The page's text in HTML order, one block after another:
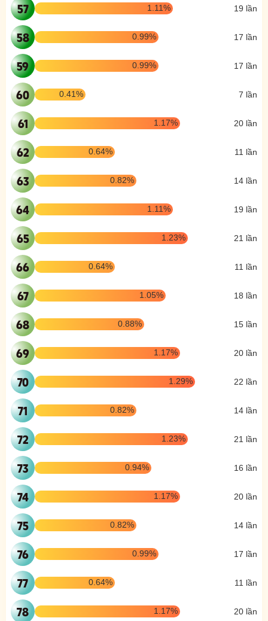
57 1.11% 19 lần
58 0.99% 17 lần
59 0.99% 17 lần
60 0.41% 7 lần
61 1.17% 20 lần
62 0.64% 11 lần
63 0.82% 14 lần
64 1.11% 19 lần
65 1.23% 21 lần
66 0.64% 11 lần
67 1.05% 18 lần
68 0.88% 15 lần
69 1.17% 20 lần
70 1.29% 22 lần
71 0.82% 14 lần
72 1.23% 21 lần
73 0.94% 16 lần
74 1.17% 20 lần
75 0.82% 14 lần
76 0.99% 17 lần
77 0.64% 11 lần
78 1.17% 20 lần